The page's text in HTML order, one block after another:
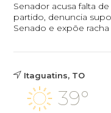
Senador acusa falta
partido, denuncia
Senado e expõe
Itaguatins, TO
39°